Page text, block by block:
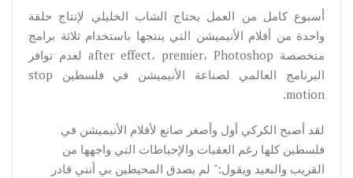
أسبوع كامل من العمل يحتاج الشاب الخليلي لإنتاج حلقة
واحدة من أفلام الأنيميشن التي ينتجها باستخدام ثلاثة برامج
متخصصة after effect، premier، Photoshop لعدم توافر
البرنامج العالمي لصناعة الأنيميشن في فلسطين stop
motion.
لقد أصبح الكركي أول وأصغر صانع لأفلام الأنيميشن في
فلسطين كلها رغم العقبات والإحباطات التي واجهها من
القريب والبعيد ويقول:" لم يصدق المحيطين بي أنني قادر